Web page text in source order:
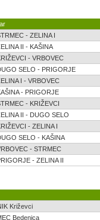
- ZELINA I
II - KAŠINA
- VRBOVEC
SELO - PRIGORJE
I - VRBOVEC
- PRIGORJE
- KRIŽEVCI
II - DUGO SELO
- ZELINA I
SELO - KAŠINA
- STRMEC
- ZELINA II
Križevci
Bedenica